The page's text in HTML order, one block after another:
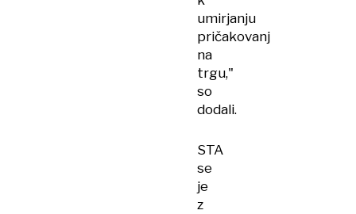
umirjanju
pričakovanj
na
trgu,"
so
dodali.
STA
se
je
z